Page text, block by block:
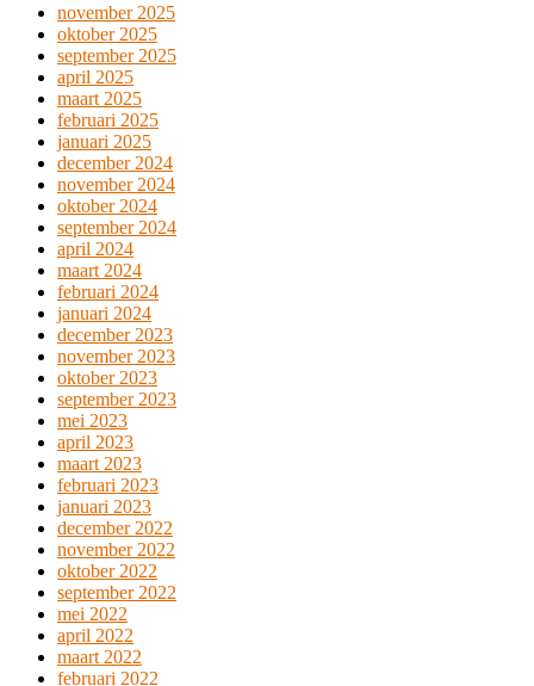
november 2025
oktober 2025
september 2025
april 2025
maart 2025
februari 2025
januari 2025
december 2024
november 2024
oktober 2024
september 2024
april 2024
maart 2024
februari 2024
januari 2024
december 2023
november 2023
oktober 2023
september 2023
mei 2023
april 2023
maart 2023
februari 2023
januari 2023
december 2022
november 2022
oktober 2022
september 2022
mei 2022
april 2022
maart 2022
februari 2022